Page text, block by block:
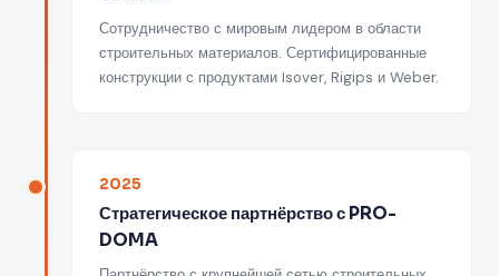
Сотрудничество с мировым лидером в области
строительных материалов. Сертифицированные
конструкции с продуктами Isover, Rigips и Weber.
2025
Стратегическое партнёрство с PRO-
DOMA